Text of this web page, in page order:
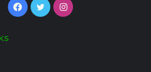
Facebook
TwitterInstagram